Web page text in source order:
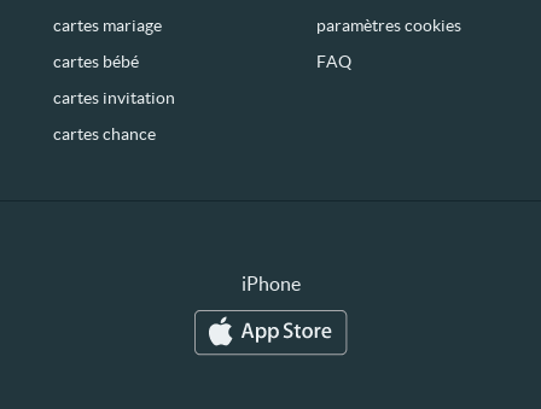
cartes mariage
cartes bébé
cartes invitation
cartes chance
paramètres cookies
FAQ
iPhone